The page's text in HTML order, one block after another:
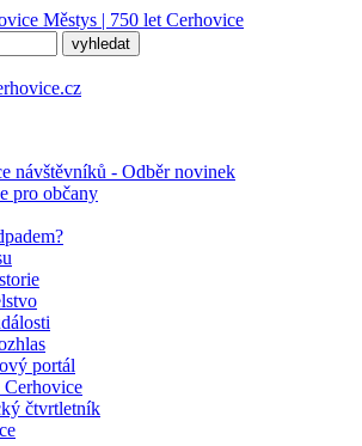
Městys | 750 let Cerhovice
návštěvníků - Odběr novinek
pro občany
portál
Cerhovice
čtvrtletník